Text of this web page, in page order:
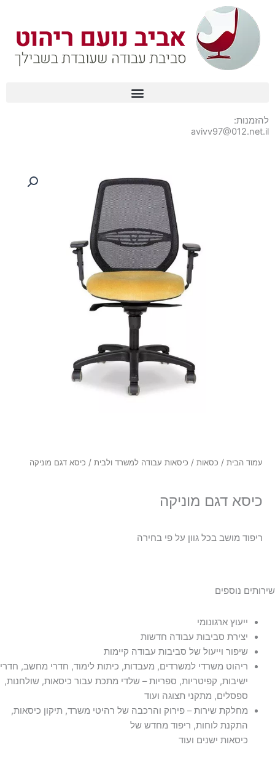
לתוכן
להזמנות:
avivv97@012.net.il
עמוד הבית / כסאות / כיסאות עבודה למשרד ולבית / כיסא דגם מוניקה
כיסא דגם מוניקה
ריפוד מושב בכל גוון על פי בחירה
שירותים נוספים
ייעוץ ארגונומי
יצירת סביבות עבודה חדשות
שיפור וייעול של סביבות עבודה קיימות
ריהוט משרדי למשרדים, מעבדות, כיתות לימוד, חדרי מחשב, חדרי
ישיבות, קפיטריות, ספריות – שלדי מתכת עבור כיסאות, שולחנות,
ספסלים, מתקני תצוגה ועוד
מחלקת שירות – פירוק והרכבה של רהיטי משרד, תיקון כיסאות,
התקנת לוחות, ריפוד מחדש של
כיסאות ישנים ועוד